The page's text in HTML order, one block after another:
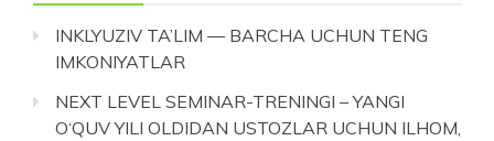
INKLYUZIV TA’LIM — BARCHA UCHUN TENG
IMKONIYATLAR
NEXT LEVEL SEMINAR-TRENINGI – YANGI
O‘QUV YILI OLDIDAN USTOZLAR UCHUN ILHOM,